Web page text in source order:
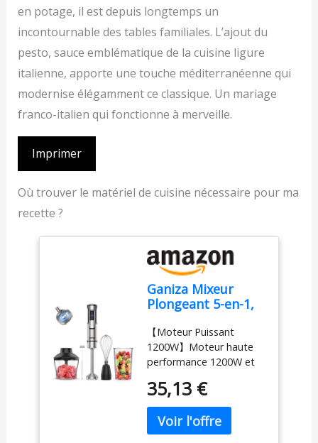
en potage, il est depuis longtemps un
incontournable des tables familiales. L’ajout du
pesto, sauce emblématique de la cuisine ligure
italienne, apporte une touche méditerranéenne qui
modernise élégamment ce classique. Un mariage
franco-italien qui fonctionne à merveille.
Imprimer
Où trouver le matériel de cuisine nécessaire pour ma
recette ?
Ganiza Mixeur
Plongeant 5-en-1,
1200W en Acier
Inoxydable, Vitesse
Réglable& Modes
Turbo, avec
Hachoir de 600ml,
Fouet, et Verre
Doseur 800ml,
Idéal pour Soupes,
【Moteur Puissant
1200W】Moteur haute
performance 1200W et
tranchants pour un
mixage fluide et précis.
Conception robuste pour
des performances fiables
35,13 €